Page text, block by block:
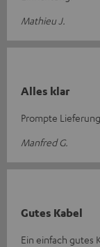
Mathieu J.
Alles klar
Prompte
Manfred G.
Gutes Kabel
Ein einfach gutes